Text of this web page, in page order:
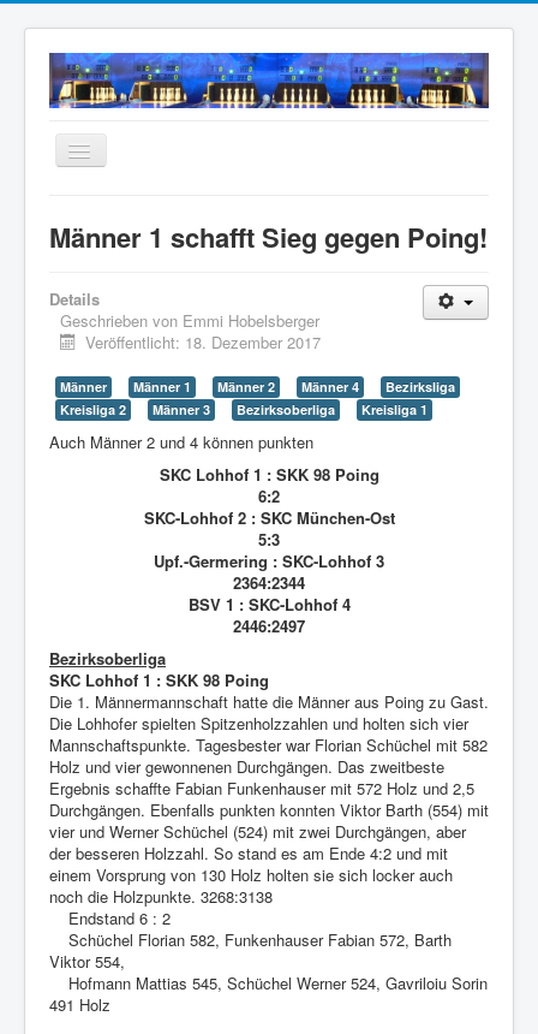
Navigation
an/aus
Neuigkeiten
Mannschaften
Termine
Wir über uns
Anfahrt
Intern
Männer 1 schafft Sieg gegen Poing!
Details
Geschrieben von Emmi Hobelsberger
Veröffentlicht: 18. Dezember 2017
Männer Männer 1 Männer 2 Männer 4
Bezirksliga
Kreisliga 2
Männer 3 Bezirksoberliga Kreisliga 1
Auch Männer 2 und 4 können punkten
SKC Lohhof 1 : SKK 98 Poing
6:2
SKC-Lohhof 2 : SKC München-Ost
5:3
Upf.-Germering : SKC-Lohhof 3
2364:2344
BSV 1 : SKC-Lohhof 4
2446:2497
Bezirksoberliga
SKC Lohhof 1 : SKK 98 Poing
Die 1. Männermannschaft hatte die Männer aus Poing zu Gast.
Die Lohhofer spielten Spitzenholzzahlen und holten sich vier
Mannschaftspunkte. Tagesbester war Florian Schüchel mit 582
Holz und vier gewonnenen Durchgängen. Das zweitbeste
Ergebnis schaffte Fabian Funkenhauser mit 572 Holz und 2,5
Durchgängen. Ebenfalls punkten konnten Viktor Barth (554) mit
vier und Werner Schüchel (524) mit zwei Durchgängen, aber
der besseren Holzzahl. So stand es am Ende 4:2 und mit
einem Vorsprung von 130 Holz holten sie sich locker auch
noch die Holzpunkte. 3268:3138
Endstand 6 : 2
Schüchel Florian 582, Funkenhauser Fabian 572, Barth
Viktor 554,
Hofmann Mattias 545, Schüchel Werner 524, Gavriloiu Sorin
491 Holz